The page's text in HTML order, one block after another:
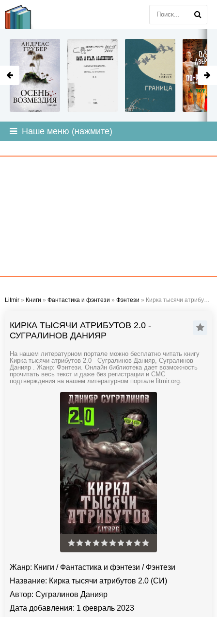
Наше меню (нажмите)
Litmir » Книги » Фантастика и фэнтези » Фэнтези » Кирка тысячи атрибутов 2.0 - Сугралинов Данияр
КИРКА ТЫСЯЧИ АТРИБУТОВ 2.0 -
СУГРАЛИНОВ ДАНИЯР
На нашем литературном портале можно бесплатно читать книгу
Кирка тысячи атрибутов 2.0 - Сугралинов Данияр, Сугралинов
Данияр . Жанр: Фэнтези. Онлайн библиотека дает возможность
прочитать весь текст и даже без регистрации и СМС
подтверждения на нашем литературном портале litmir.org.
Жанр: Книги / Фантастика и фэнтези / Фэнтези
Название: Кирка тысячи атрибутов 2.0 (СИ)
Автор: Сугралинов Данияр
Дата добавления: 1 февраль 2023
LITMIR.ORG